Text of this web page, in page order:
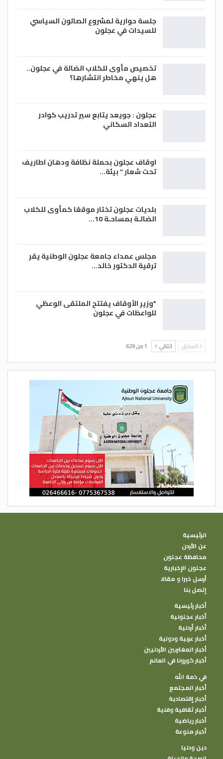
جلسة حوارية لمشروع الصالون السياسي
للسيدات في عجلون
تخصيص مأوى للكلاب الضالة في عجلون..
هل ينهي مخاطر انتشارها؟
عجلون : جويعد يتابع سير تدريب كوادر
التعداد السكاني
اوقاف عجلون بحملة نظافة ودهان اطاريف
تحت شعار ” بيئة…
بلديات عجلون تختار موقعًا كمأوى للكلاب
الضالـة بمساحـة 10…
مجلس عمداء جامعة عجلون الوطنية يقر
ترقية الدكتور خالد…
*وزير الأوقاف يفتتح الملتقى الوعظي
للواعظات في عجلون
السابق التالي 1 من 629
الرئيسية
عن الأردن
محافظة عجلون
عجلون الإخبارية
أرسل خبرا و مقالا
إتصل بنا
أخبار رئيسية
أخبار عجلونية
أخبار أردنية
أخبار عربية ودولية
أخبار المغتربين الأردنيين
أخبار كورونا في العالم
في ذمة الله
أخبار المجتمع
أخبار إقتصادية
أخبار ثقافية وفنية
أخبار رياضية
أخبار منوعة
دين ودنيا